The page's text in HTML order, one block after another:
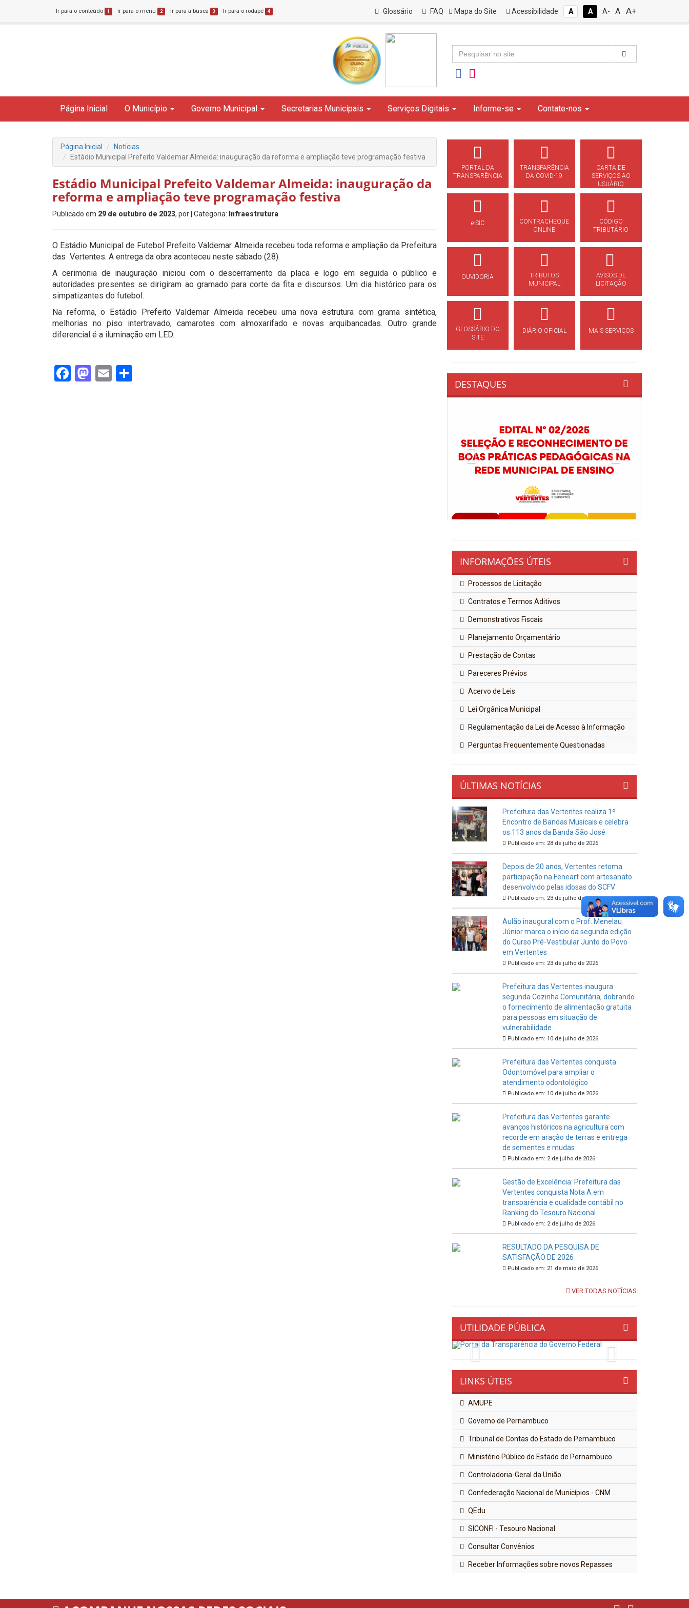
Ir para o conteúdo 1 Ir para o menu 2 Ir para a busca 3 Ir para o rodapé 4 Glossário FAQ Mapa do Site Acessibilidade A A A- A A+
Página Inicial O Município Governo Municipal Secretarias Municipais Serviços Digitais Informe-se Contate-nos
Página Inicial
Notícias
Estádio Municipal Prefeito Valdemar Almeida: inauguração da reforma e ampliação teve programação festiva
Estádio Municipal Prefeito Valdemar Almeida: inauguração da
reforma e ampliação teve programação festiva
Publicado em 29 de outubro de 2023, por | Categoria: Infraestrutura
O Estádio Municipal de Futebol Prefeito Valdemar Almeida recebeu toda reforma e ampliação da Prefeitura
das Vertentes. A entrega da obra aconteceu neste sábado (28).
A cerimonia de inauguração iniciou com o descerramento da placa e logo em seguida o público e
autoridades presentes se dirigiram ao gramado para corte da fita e discursos. Um dia histórico para os
simpatizantes do futebol.
Na reforma, o Estádio Prefeito Valdemar Almeida recebeu uma nova estrutura com grama sintética,
melhorias no piso intertravado, camarotes com almoxarifado e novas arquibancadas. Outro grande
diferencial é a iluminação em LED.
Facebook
Mastodon
Email
PORTAL DA
TRANSPARÊNCIA
TRANSPARÊNCIA
DA COVID-19
CARTA DE
SERVIÇOS AO
USUÁRIO
e-SIC
CONTRACHEQUE
ONLINE
CÓDIGO
TRIBUTÁRIO
OUVIDORIA
TRIBUTOS
MUNICIPAL
AVISOS DE
LICITAÇÃO
GLOSSÁRIO DO
SITE
DIÁRIO OFICIAL MAIS SERVIÇOS
DESTAQUES
Previous Next
INFORMAÇÕES ÚTEIS
Processos de Licitação
Contratos e Termos Aditivos
Demonstrativos Fiscais
Planejamento Orçamentário
Prestação de Contas
Pareceres Prévios
Acervo de Leis
Lei Orgânica Municipal
Regulamentação da Lei de Acesso à Informação
Perguntas Frequentemente Questionadas
ÚLTIMAS NOTÍCIAS
Prefeitura das Vertentes realiza 1º
Encontro de Bandas Musicais e celebra
os 113 anos da Banda São José
Publicado em: 28 de julho de 2026
Depois de 20 anos, Vertentes retoma
participação na Feneart com artesanato
desenvolvido pelas idosas do SCFV
Publicado em: 23 de julho de 2026
Aulão inaugural com o Prof. Menelau
Júnior marca o início da segunda edição
do Curso Pré-Vestibular Junto do Povo
em Vertentes
Publicado em: 23 de julho de 2026
Prefeitura das Vertentes inaugura
segunda Cozinha Comunitária, dobrando
o fornecimento de alimentação gratuita
para pessoas em situação de
vulnerabilidade
Publicado em: 10 de julho de 2026
Prefeitura das Vertentes conquista
Odontomóvel para ampliar o
atendimento odontológico
Publicado em: 10 de julho de 2026
Prefeitura das Vertentes garante
avanços históricos na agricultura com
recorde em aração de terras e entrega
de sementes e mudas
Publicado em: 2 de julho de 2026
Gestão de Excelência: Prefeitura das
Vertentes conquista Nota A em
transparência e qualidade contábil no
Ranking do Tesouro Nacional
Publicado em: 2 de julho de 2026
RESULTADO DA PESQUISA DE
SATISFAÇÃO DE 2026
Publicado em: 21 de maio de 2026
VER TODAS NOTÍCIAS
UTILIDADE PÚBLICA
Previous
LINKS ÚTEIS
AMUPE
Governo de Pernambuco
Tribunal de Contas do Estado de Pernambuco
Ministério Público do Estado de Pernambuco
Controladoria-Geral da União
Confederação Nacional de Municípios - CNM
QEdu
SICONFI - Tesouro Nacional
Consultar Convênios
Receber Informações sobre novos Repasses